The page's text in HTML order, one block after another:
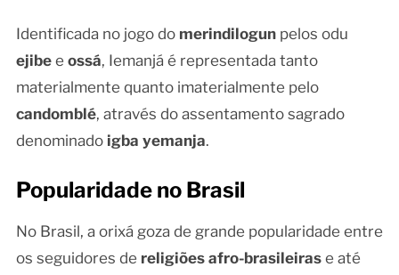
Identificada no jogo do merindilogunpelos odu
ejibee ossá, Iemanjá é representada tanto
materialmente quanto imaterialmente pelo
candomblé, através do assentamento sagrado
denominado igba yemanja.
Popularidade no Brasil
No Brasil, a orixá goza de grande popularidade entre
os seguidores de religiões afro-brasileirase até